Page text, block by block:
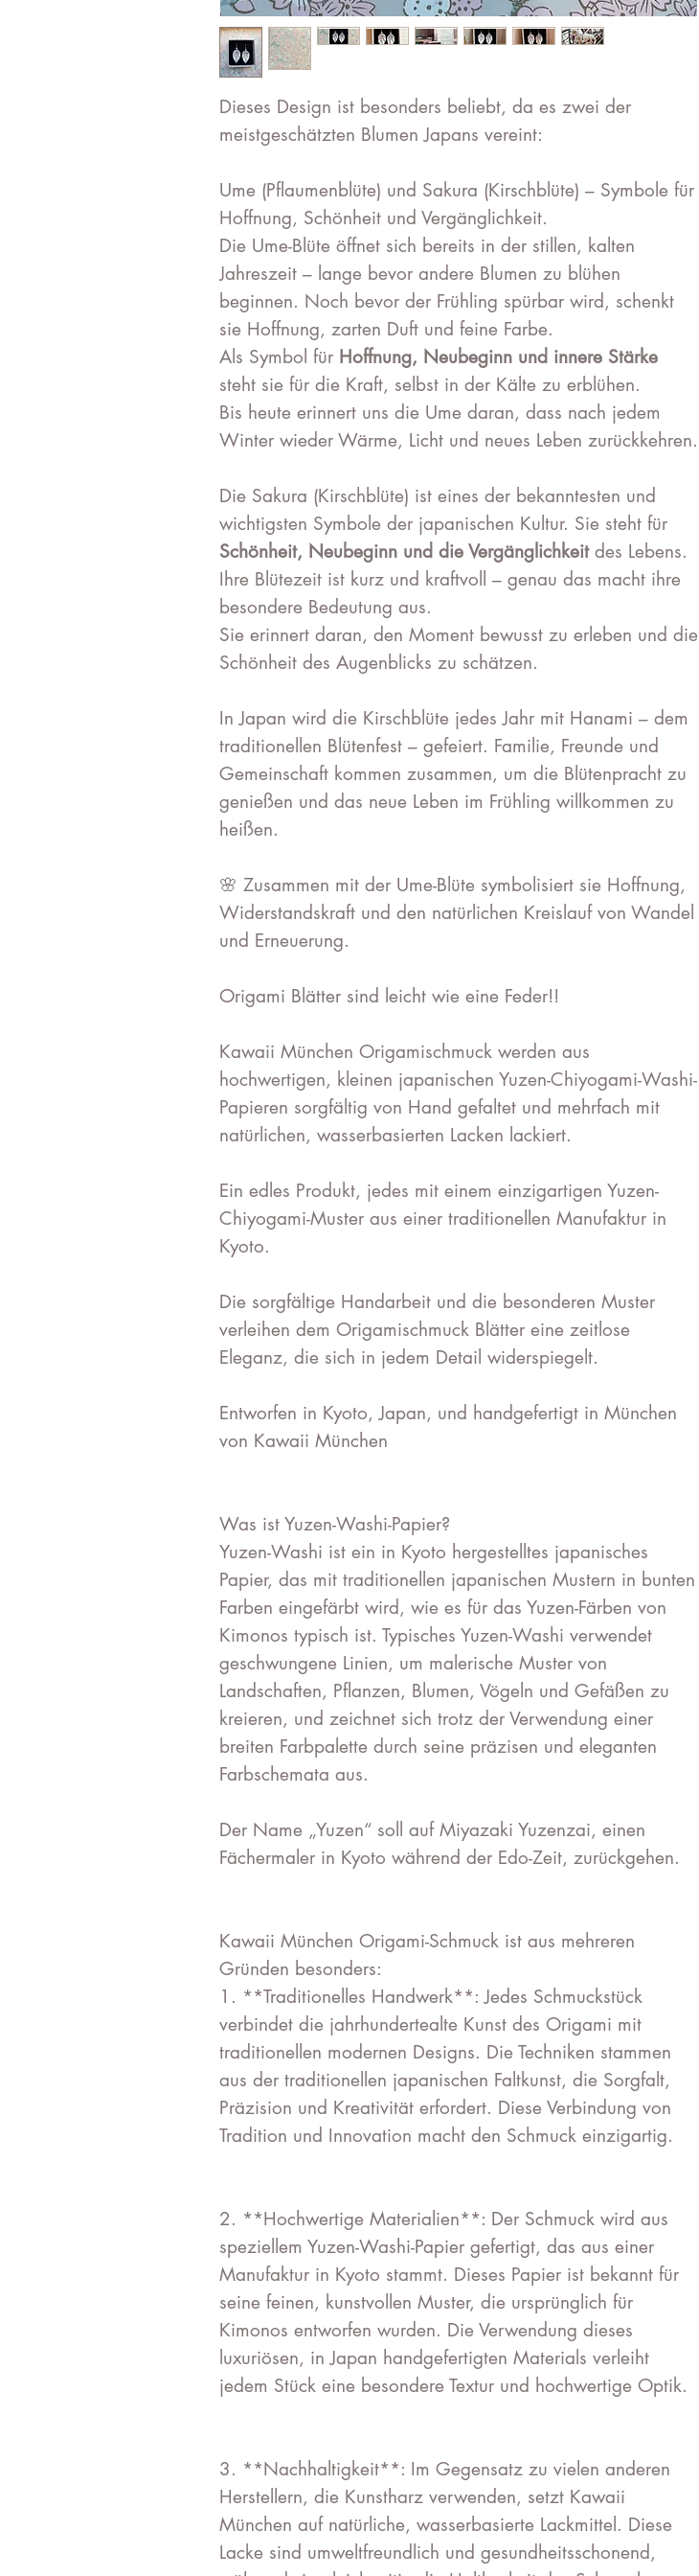
Dieses Design ist besonders beliebt, da es zwei der
meistgeschätzten Blumen Japans vereint:
Ume (Pflaumenblüte) und Sakura (Kirschblüte) – Symbole für
Hoffnung, Schönheit und Vergänglichkeit.
Die Ume-Blüte öffnet sich bereits in der stillen, kalten
Jahreszeit – lange bevor andere Blumen zu blühen
beginnen. Noch bevor der Frühling spürbar wird, schenkt
sie Hoffnung, zarten Duft und feine Farbe.
Als Symbol für Hoffnung, Neubeginn und innere Stärke
steht sie für die Kraft, selbst in der Kälte zu erblühen.
Bis heute erinnert uns die Ume daran, dass nach jedem
Winter wieder Wärme, Licht und neues Leben zurückkehren.
Die Sakura (Kirschblüte) ist eines der bekanntesten und
wichtigsten Symbole der japanischen Kultur. Sie steht für
Schönheit, Neubeginn und die Vergänglichkeit des Lebens.
Ihre Blütezeit ist kurz und kraftvoll – genau das macht ihre
besondere Bedeutung aus.
Sie erinnert daran, den Moment bewusst zu erleben und die
Schönheit des Augenblicks zu schätzen.
In Japan wird die Kirschblüte jedes Jahr mit Hanami – dem
traditionellen Blütenfest – gefeiert. Familie, Freunde und
Gemeinschaft kommen zusammen, um die Blütenpracht zu
genießen und das neue Leben im Frühling willkommen zu
heißen.
🌸 Zusammen mit der Ume-Blüte symbolisiert sie Hoffnung,
Widerstandskraft und den natürlichen Kreislauf von Wandel
und Erneuerung.
Origami Blätter sind leicht wie eine Feder!!
Kawaii München Origamischmuck werden aus
hochwertigen, kleinen japanischen Yuzen-Chiyogami-Washi-
Papieren sorgfältig von Hand gefaltet und mehrfach mit
natürlichen, wasserbasierten Lacken lackiert.
Ein edles Produkt, jedes mit einem einzigartigen Yuzen-
Chiyogami-Muster aus einer traditionellen Manufaktur in
Kyoto.
Die sorgfältige Handarbeit und die besonderen Muster
verleihen dem Origamischmuck Blätter eine zeitlose
Eleganz, die sich in jedem Detail widerspiegelt.
Entworfen in Kyoto, Japan, und handgefertigt in München
von Kawaii München
Was ist Yuzen-Washi-Papier?
Yuzen-Washi ist ein in Kyoto hergestelltes japanisches
Papier, das mit traditionellen japanischen Mustern in bunten
Farben eingefärbt wird, wie es für das Yuzen-Färben von
Kimonos typisch ist. Typisches Yuzen-Washi verwendet
geschwungene Linien, um malerische Muster von
Landschaften, Pflanzen, Blumen, Vögeln und Gefäßen zu
kreieren, und zeichnet sich trotz der Verwendung einer
breiten Farbpalette durch seine präzisen und eleganten
Farbschemata aus.
Der Name „Yuzen“ soll auf Miyazaki Yuzenzai, einen
Fächermaler in Kyoto während der Edo-Zeit, zurückgehen.
Kawaii München Origami-Schmuck ist aus mehreren
Gründen besonders:
1. **Traditionelles Handwerk**: Jedes Schmuckstück
verbindet die jahrhundertealte Kunst des Origami mit
traditionellen modernen Designs. Die Techniken stammen
aus der traditionellen japanischen Faltkunst, die Sorgfalt,
Präzision und Kreativität erfordert. Diese Verbindung von
Tradition und Innovation macht den Schmuck einzigartig.
2. **Hochwertige Materialien**: Der Schmuck wird aus
speziellem Yuzen-Washi-Papier gefertigt, das aus einer
Manufaktur in Kyoto stammt. Dieses Papier ist bekannt für
seine feinen, kunstvollen Muster, die ursprünglich für
Kimonos entworfen wurden. Die Verwendung dieses
luxuriösen, in Japan handgefertigten Materials verleiht
jedem Stück eine besondere Textur und hochwertige Optik.
3. **Nachhaltigkeit**: Im Gegensatz zu vielen anderen
Herstellern, die Kunstharz verwenden, setzt Kawaii
München auf natürliche, wasserbasierte Lackmittel. Diese
Lacke sind umweltfreundlich und gesundheitsschonend,